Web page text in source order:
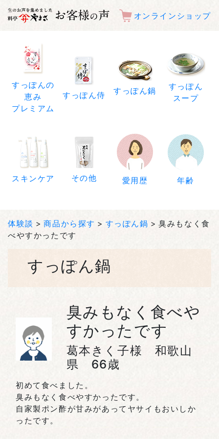
オンラインショップ
すっぽんの
恵み
プレミアム
すっぽん侍 すっぽん鍋
すっぽん
スープ
スキンケア その他 愛用歴 年齢
体験談 商品から探す すっぽん鍋
臭みもなく食
べやすかったです
すっぽん鍋
臭みもなく食べや
すかったです
葛本きく子様 和歌山
県 66歳
初めて食べました。
臭みもなく食べやすかったです。
自家製ポン酢が甘みがあってヤサイもおいしか
ったです。